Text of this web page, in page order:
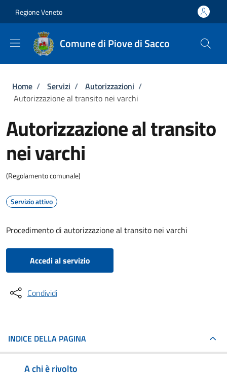
Regione Veneto
Comune di Piove di Sacco
Briciole di pane
Home / Servizi / Autorizzazioni /
Autorizzazione al transito nei varchi
Autorizzazione al transito
nei varchi
(Regolamento comunale)
Servizio attivo
Procedimento di autorizzazione al transito nei varchi
Accedi al servizio
Condividi
INDICE DELLA PAGINA
A chi è rivolto